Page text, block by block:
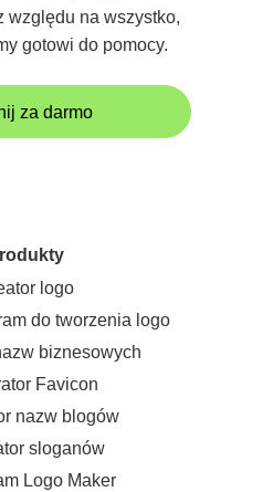
względu na wszystko,
gotowi do pomocy.
za darmo
logo
do tworzenia logo
biznesowych
Favicon
nazw blogów
sloganów
Logo Maker